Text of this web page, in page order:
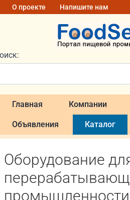
О проекте Напишите нам
Главная Компании
Объявления Каталог
Оборудование
промышленности